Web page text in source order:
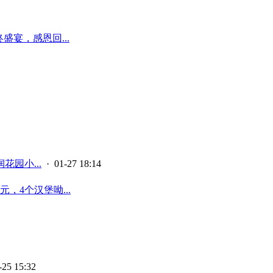
宴，感恩回...
花园小... · 01-27 18:14
，4个汉堡呦...
15:32